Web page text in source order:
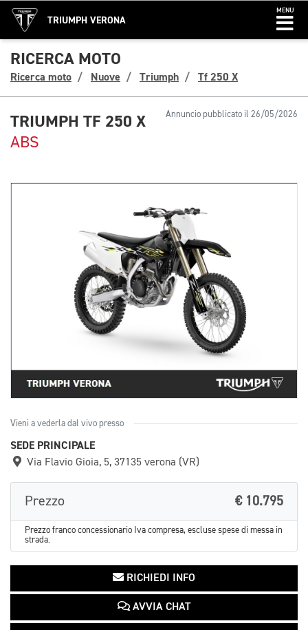
TRIUMPH VERONA
MENU
RICERCA MOTO
Ricerca moto Nuove Triumph Tf 250 X
Annuncio pubblicato il 26/05/2026
TRIUMPH TF 250 X
ABS
Vieni a vederla dal vivo presso
SEDE PRINCIPALE
Via Flavio Gioia, 5, 37135 verona (VR)
Prezzo € 10.795
Prezzo franco concessionario Iva compresa, escluse spese di messa in
strada.
RICHIEDI INFO
AVVIA CHAT